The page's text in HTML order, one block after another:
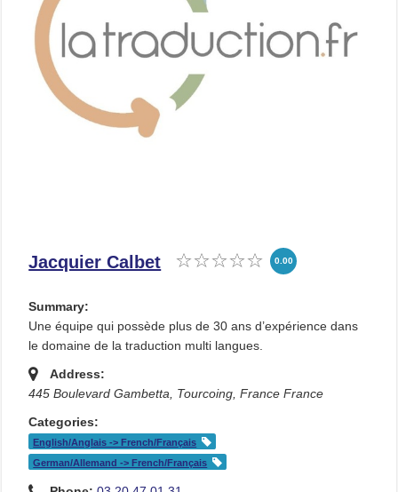
Jacquier Calbet 0.00
Summary:
Une équipe qui possède plus de 30 ans d’expérience dans
le domaine de la traduction multi langues.
Address:
445 Boulevard Gambetta, Tourcoing, France France
Categories:
English/Anglais -> French/Français
German/Allemand -> French/Français